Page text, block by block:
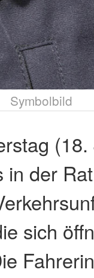
Symbolbild
in der
sich